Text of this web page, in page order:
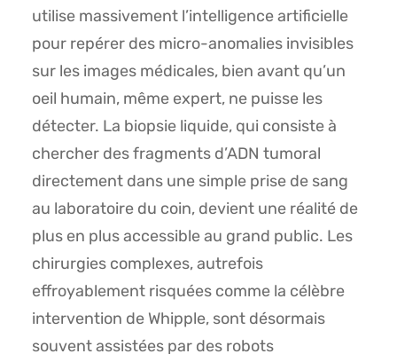
utilise massivement l’intelligence artificielle
pour repérer des micro-anomalies invisibles
sur les images médicales, bien avant qu’un
oeil humain, même expert, ne puisse les
détecter. La biopsie liquide, qui consiste à
chercher des fragments d’ADN tumoral
directement dans une simple prise de sang
au laboratoire du coin, devient une réalité de
plus en plus accessible au grand public. Les
chirurgies complexes, autrefois
effroyablement risquées comme la célèbre
intervention de Whipple, sont désormais
souvent assistées par des robots